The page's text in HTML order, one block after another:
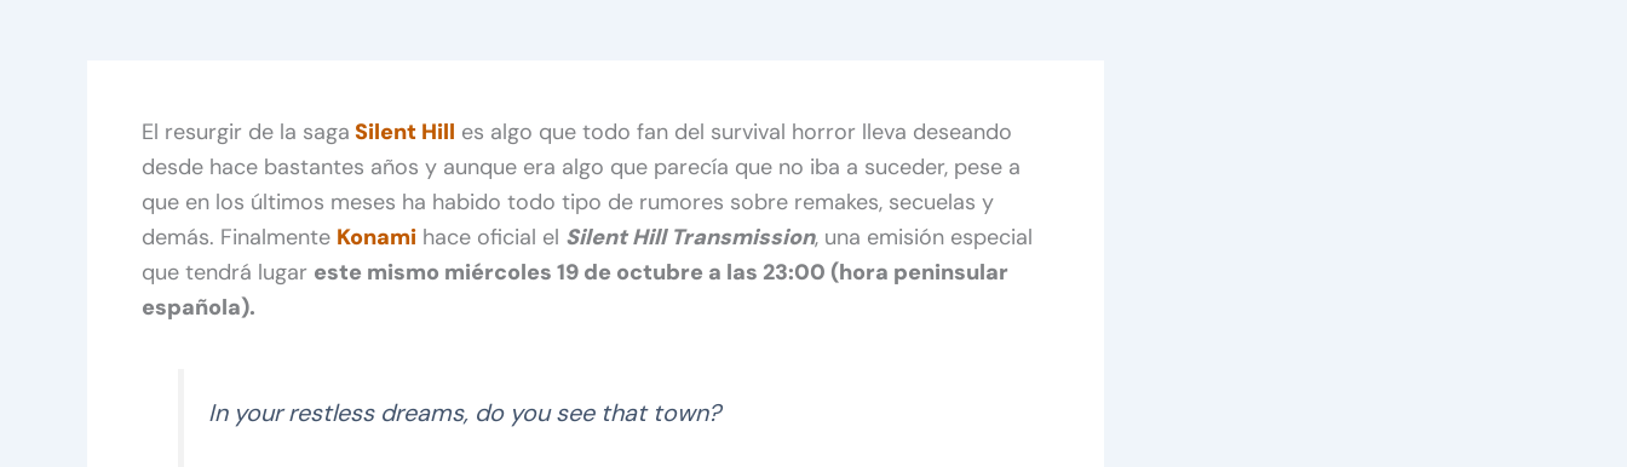
El resurgir de la saga Silent Hill es algo que todo fan del survival horror lleva deseando
desde hace bastantes años y aunque era algo que parecía que no iba a suceder, pese a
que en los últimos meses ha habido todo tipo de rumores sobre remakes, secuelas y
demás. Finalmente Konami hace oficial el Silent Hill Transmission, una emisión especial
que tendrá lugar este mismo miércoles 19 de octubre a las 23:00 (hora peninsular
española).
In your restless dreams, do you see that town?